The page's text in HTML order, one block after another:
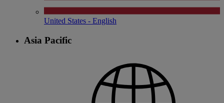
United States - English
Asia Pacific